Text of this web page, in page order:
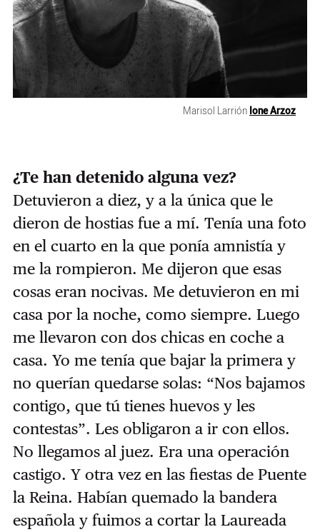
Marisol Larrión Ione Arzoz
¿Te han detenido alguna vez?
Detuvieron a diez, y a la única que le
dieron de hostias fue a mí. Tenía una foto
en el cuarto en la que ponía amnistía y
me la rompieron. Me dijeron que esas
cosas eran nocivas. Me detuvieron en mi
casa por la noche, como siempre. Luego
me llevaron con dos chicas en coche a
casa. Yo me tenía que bajar la primera y
no querían quedarse solas: “Nos bajamos
contigo, que tú tienes huevos y les
contestas”. Les obligaron a ir con ellos.
No llegamos al juez. Era una operación
castigo. Y otra vez en las fiestas de Puente
la Reina. Habían quemado la bandera
española y fuimos a cortar la Laureada